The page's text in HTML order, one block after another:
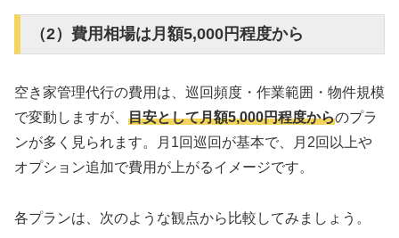
（2）費用相場は月額5,000円程度から
空き家管理代行の費用は、巡回頻度・作業範囲・物件規模
で変動しますが、 目安として月額5,000円程度からのプラ
ンが多く見られます。月1回巡回が基本で、月2回以上や
オプション追加で費用が上がるイメージです。
各プランは、次のような観点から比較してみましょう。